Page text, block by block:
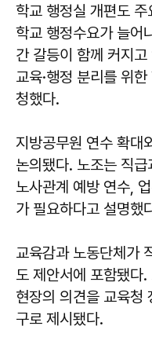
학교 행정실 개편도
학교 행정수요가 늘어
간 갈등이 함께 커지
교육·행정 분리를 위
청했다.
지방공무원 연수 확대
논의됐다. 노조는 직
노사관계 예방 연수,
가 필요하다고 설명했
교육감과 노동단체가
도 제안서에 포함됐다
현장의 의견을 교육청
구로 제시됐다.